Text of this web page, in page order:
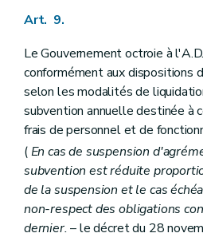
Art. 9.
Le Gouvernement octroie à
conformément aux dispositions
selon les modalités de
subvention annuelle destinée à
frais de personnel et de
(En cas de suspension
subvention est réduite
de la suspension et le cas
non-respect des obligations
dernier.– le décret du 28